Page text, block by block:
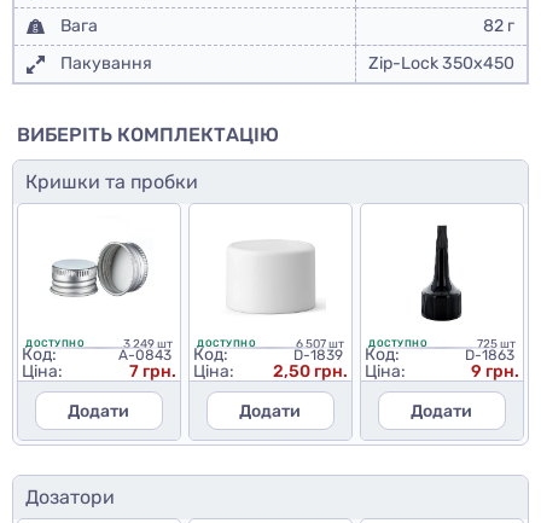
Вага
82 г
Пакування
Zip-Lock 350x450
ВИБЕРІТЬ КОМПЛЕКТАЦІЮ
Кришки та пробки
ДОСТУПНО 3 249 шт
Код: A-0843
Ціна:
7 грн.
Додати
ДОСТУПНО 6 507 шт
Код: D-1839
Ціна:
2,50 грн.
Додати
ДОСТУПНО 725 шт
Код: D-1863
Ціна:
9 грн.
Додати
Дозатори